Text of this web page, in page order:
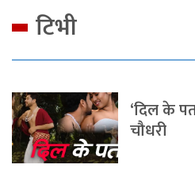
टिभी
‘दिल के
चौधरी